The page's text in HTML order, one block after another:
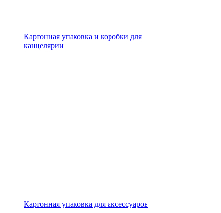
Картонная упаковка и коробки для
канцелярии
Картонная упаковка для аксессуаров